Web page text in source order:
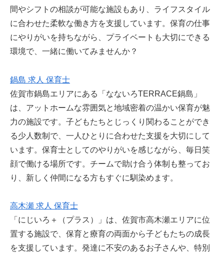
間やシフトの相談が可能な施設もあり、ライフスタイル
に合わせた柔軟な働き方を支援しています。保育の仕事
にやりがいを持ちながら、プライベートも大切にできる
環境で、一緒に働いてみませんか？
鍋島 求人 保育士
佐賀市鍋島エリアにある「なないろTERRACE鍋島」
は、アットホームな雰囲気と地域密着の温かい保育が魅
力の施設です。子どもたちとじっくり関わることができ
る少人数制で、一人ひとりに合わせた支援を大切にして
います。保育士としてのやりがいを感じながら、毎日笑
顔で働ける場所です。チームで助け合う体制も整ってお
り、新しく仲間になる方もすぐに馴染めます。
高木瀬 求人 保育士
「にじいろ＋（プラス）」は、佐賀市高木瀬エリアに位
置する施設で、保育と療育の両面から子どもたちの成長
を支援しています。発達に不安のあるお子さんや、特別